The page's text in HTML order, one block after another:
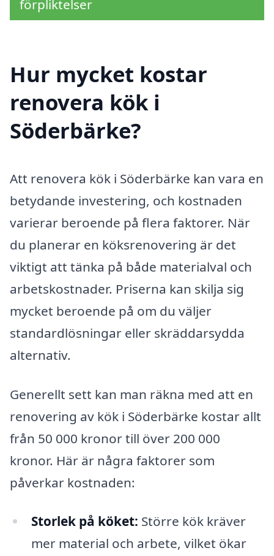
förpliktelser
Hur mycket kostar
renovera kök i
Söderbärke?
Att renovera kök i Söderbärke kan vara en
betydande investering, och kostnaden
varierar beroende på flera faktorer. När
du planerar en köksrenovering är det
viktigt att tänka på både materialval och
arbetskostnader. Priserna kan skilja sig
mycket beroende på om du väljer
standardlösningar eller skräddarsydda
alternativ.
Generellt sett kan man räkna med att en
renovering av kök i Söderbärke kostar allt
från 50 000 kronor till över 200 000
kronor. Här är några faktorer som
påverkar kostnaden:
Storlek på köket: Större kök kräver
mer material och arbete, vilket ökar